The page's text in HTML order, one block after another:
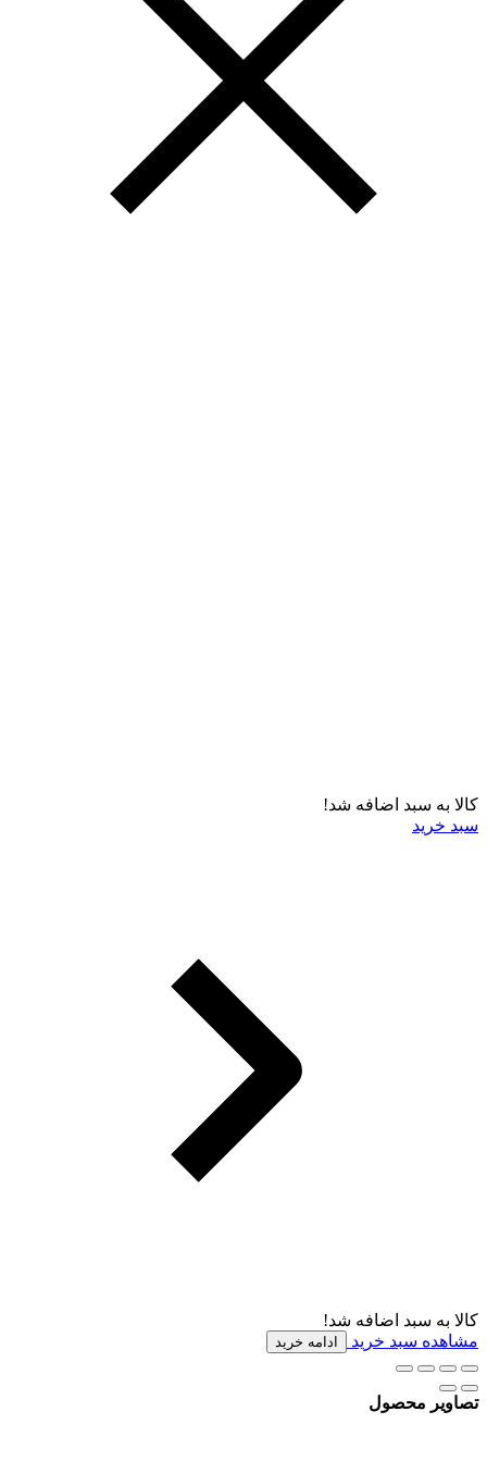
کالا به سبد اضافه شد!
سبد خرید
کالا به سبد اضافه شد!
مشاهده سبد خرید
ادامه خرید
تصاویر محصول